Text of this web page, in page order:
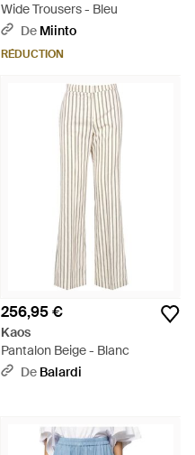
Wide Trousers - Bleu
De Miinto
RÉDUCTION
256,95 €
Kaos
Pantalon Beige - Blanc
De Balardi